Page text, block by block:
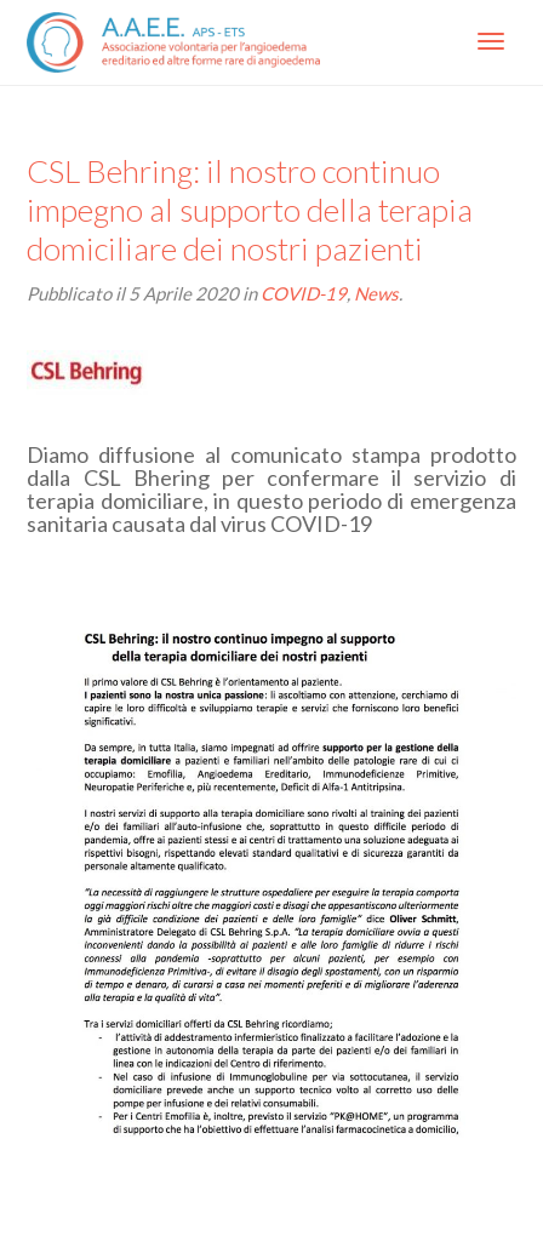
Menu
CSL Behring: il nostro continuo
impegno al supporto della terapia
domiciliare dei nostri pazienti
Pubblicato il5 Aprile 2020inCOVID-19, News.
Diamo diffusione al comunicato stampa prodotto
dalla CSL Bhering per confermare il servizio di
terapia domiciliare, in questo periodo di emergenza
sanitaria causata dal virus COVID-19